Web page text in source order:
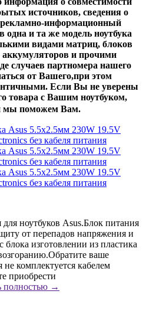
источников, сведения о
рекламно-информационный
одна и та же модель ноутбука
видами матриц, блоков
аккумуляторов и прочими
случаев партномера нашего
от Вашего,при этом
Если Вы не уверены
товара с Вашим ноутбуком,
мы поможем Вам.
ноутбуков Asus.Блок питания
от перепадов напряжения и
изготовлении из пластика
ваше
комплектуется кабелем
приобрести
полностью →